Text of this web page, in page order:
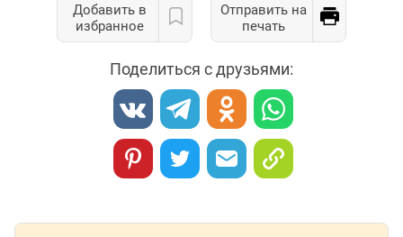
Добавить в
избранное
Отправить на
печать
Поделиться с друзьями: